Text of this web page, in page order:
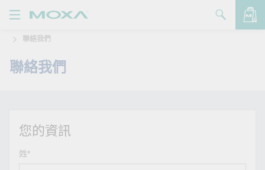
品
決方案
於我們
聯絡我們
聯絡我們
您的資訊
姓*
查看詢價明細